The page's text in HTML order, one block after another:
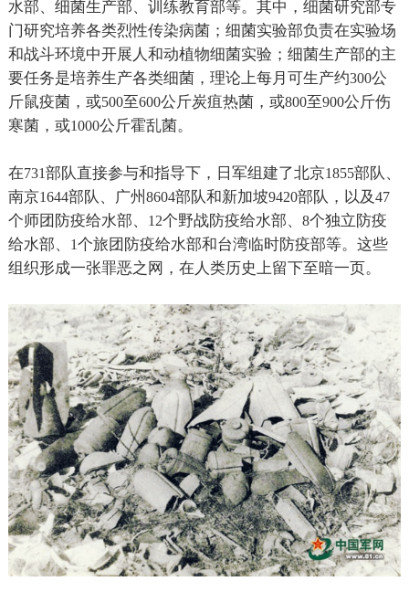
水部、细菌生产部、训练教育部等。其中，细菌研究部专
门研究培养各类烈性传染病菌；细菌实验部负责在实验场
和战斗环境中开展人和动植物细菌实验；细菌生产部的主
要任务是培养生产各类细菌，理论上每月可生产约300公
斤鼠疫菌，或500至600公斤炭疽热菌，或800至900公斤伤
寒菌，或1000公斤霍乱菌。
在731部队直接参与和指导下，日军组建了北京1855部队、
南京1644部队、广州 8604部队和新加坡9420部队，以及47
个师团防疫给水部、 12个野战防疫给水部、 8个独立防疫
给水部、
1个旅团防疫给水部和台湾临时防疫部等。这些
组织形成一张罪恶之网，在人类历史上留下至暗一页。